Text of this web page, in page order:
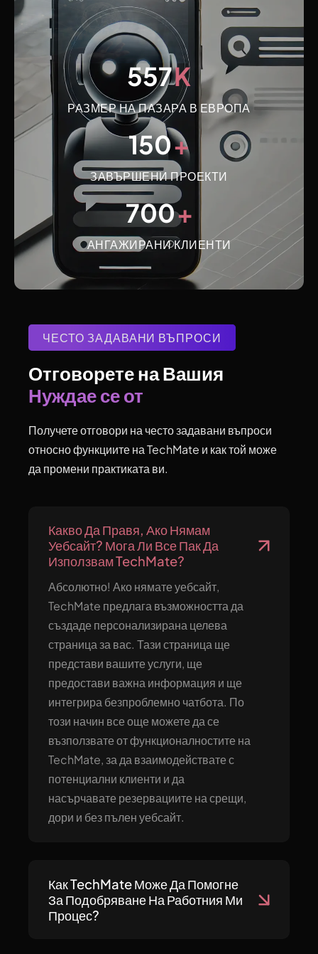
557K
РАЗМЕР НА ПАЗАРА В ЕВРОПА
150+
ЗАВЪРШЕНИ ПРОЕКТИ
700+
АНГАЖИРАНИ КЛИЕНТИ
ЧЕСТО ЗАДАВАНИ ВЪПРОСИ
Отговорете на Вашия
Нуждае се от
Получете отговори на често задавани въпроси
относно функциите на TechMate и как той може
да промени практиката ви.
Какво Да Правя, Ако Нямам
Уебсайт? Мога Ли Все Пак Да
Използвам TechMate?
Абсолютно! Ако нямате уебсайт,
TechMate предлага възможността да
създаде персонализирана целева
страница за вас. Тази страница ще
представи вашите услуги, ще
предостави важна информация и ще
интегрира безпроблемно чатбота. По
този начин все още можете да се
възползвате от функционалностите на
TechMate, за да взаимодействате с
потенциални клиенти и да
насърчавате резервациите на срещи,
дори и без пълен уебсайт.
Как TechMate Може Да Помогне
За Подобряване На Работния Ми
Процес?